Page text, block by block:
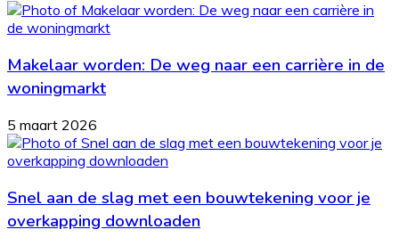
Makelaar worden: De weg naar een carrière in de
woningmarkt
5 maart 2026
Snel aan de slag met een bouwtekening voor je
overkapping downloaden